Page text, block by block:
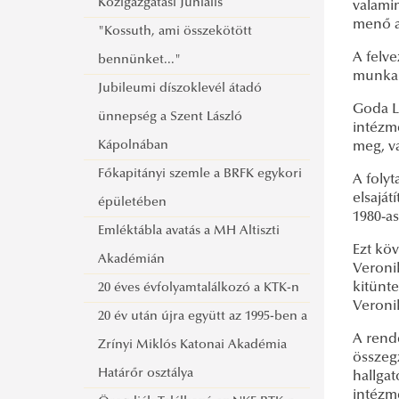
tanévre
Tanév Időbeosztása 2014/2015.
tanévre
2016
NKE Tanulmányi Tájékoztató
2015
NKE Tanulmányi Tájékoztató
2014
Közigazgatási Juniális
"Kossuth, ami összekötött
bennünket..."
Jubileumi díszoklevél átadó
ünnepség a Szent László
Kápolnában
Főkapitányi szemle a BRFK egykori
épületében
Emléktábla avatás a MH Altiszti
Akadémián
20 éves évfolyamtalálkozó a KTK-n
20 év után újra együtt az 1995-ben a
Zrínyi Miklós Katonai Akadémia
Határőr osztálya
menő
A
Goda
meg,
A
1980-
Ezt
A